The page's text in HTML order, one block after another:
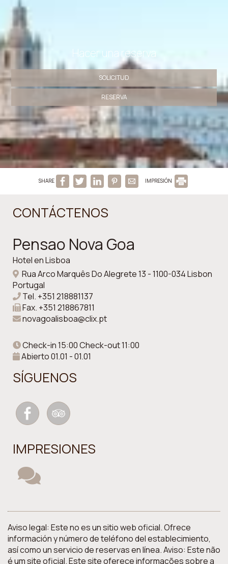
Hacer una reserva
SOLICITUD
RESERVA
SHARE IMPRESIÓN
CONTÁCTENOS
Pensao Nova Goa
Hotel en Lisboa
Rua Arco Marquês Do Alegrete 13 - 1100-034 Lisbon
Portugal
Tel. +351 218881137
Fax. +351 218867811
novagoalisboa@clix.pt
Check-in 15:00 Check-out 11:00
Abierto 01.01 - 01.01
SÍGUENOS
IMPRESIONES
Aviso legal: Este no es un sitio web oficial. Ofrece
información y número de teléfono del establecimiento,
así como un servicio de reservas en línea. Aviso: Este não
é um site oficial. Este site oferece informações sobre a